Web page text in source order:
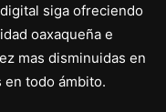
siga ofreciendo
oaxaqueña e
mas disminuidas en
en todo ámbito.